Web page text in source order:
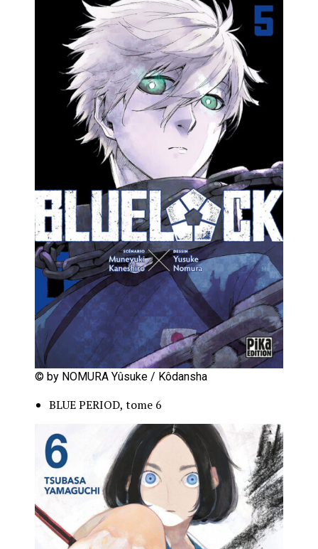
© by NOMURA Yûsuke / Kôdansha
BLUE PERIOD, tome 6